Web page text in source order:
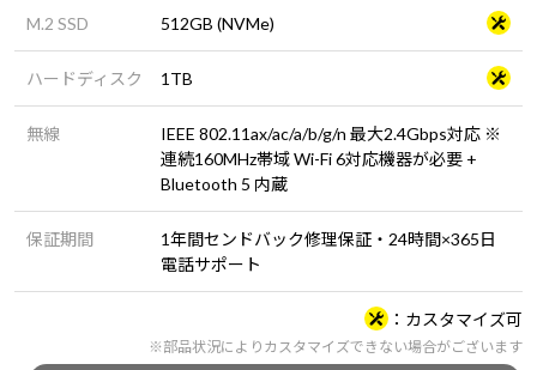
M.2 SSD 512GB (NVMe)
ハードディスク 1TB
無線
IEEE 802.11ax/ac/a/b/g/n 最大2.4Gbps対応 ※
連続160MHz帯域 Wi-Fi 6対応機器が必要 +
Bluetooth 5 内蔵
保証期間
1年間センドバック修理保証・24時間×365日
電話サポート
カスタマイズ可
※部品状況によりカスタマイズできない場合がございます